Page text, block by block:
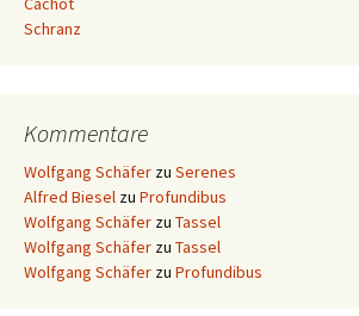
Schranz
Kommentare
Wolfgang Schäfer zu Serenes
Alfred Biesel zu Profundibus
Wolfgang Schäfer zu Tassel
Wolfgang Schäfer zu Tassel
Wolfgang Schäfer zu Profundibus